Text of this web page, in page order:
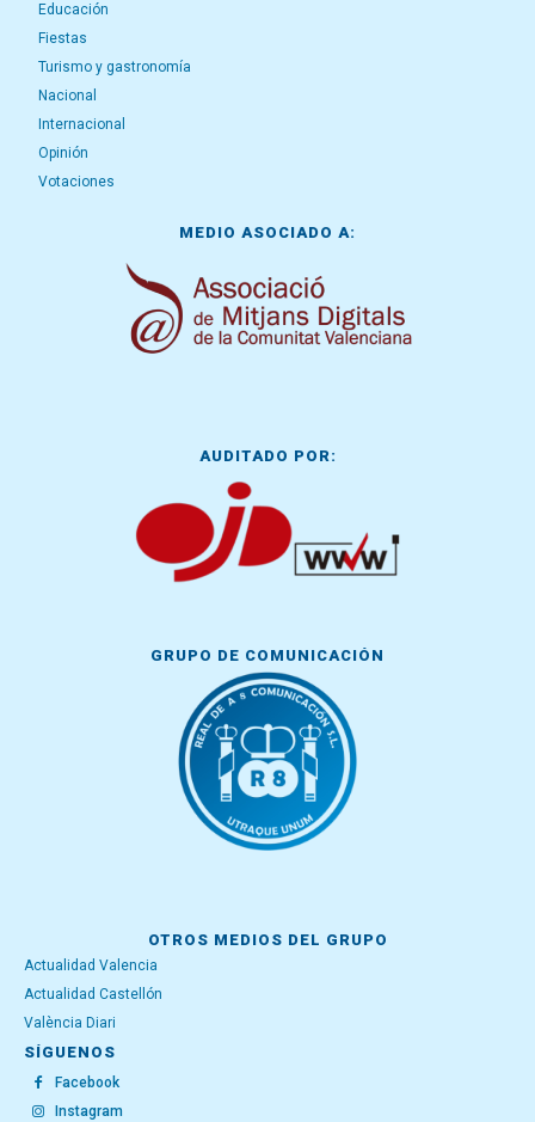
Educación
Fiestas
Turismo y gastronomía
Nacional
Internacional
Opinión
Votaciones
MEDIO ASOCIADO A:
AUDITADO POR:
GRUPO DE COMUNICACIÓN
OTROS MEDIOS DEL GRUPO
Actualidad Valencia
Actualidad Castellón
València Diari
SÍGUENOS
Facebook
Instagram